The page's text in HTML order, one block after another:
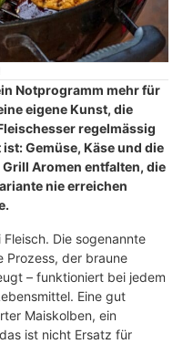
Notprogramm mehr für
eigene Kunst, die
regelmässig
Gemüse, Käse und die
Aromen entfalten, die
nie erreichen
Die sogenannte
Prozess, der braune
– funktioniert bei jedem
Eine gut
Maiskolben, ein
ist nicht Ersatz für